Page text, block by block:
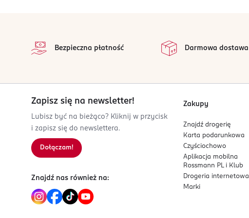
Nesperta Europe Sp. z o. o.
Jelonek
48613067772
PL-Polska
Kod EAN
5 902751 441185
Bezpieczna płatność Darmowa dostawa
Zapisz się na newsletter!
Lubisz być na bieżąco? Kliknij w przycisk
i zapisz się do newslettera.
Dołączam!
Znajdź nas również na:
Zakupy
Znajdź drogerię
Karta podarunkowa
Czyściochowo
Aplikacja mobilna
Rossmann PL i Klub
Drogeria internetowa
Marki